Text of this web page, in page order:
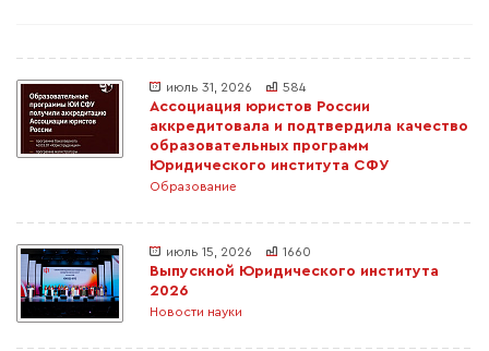
июль 31, 2026 584
Ассоциация юристов России
аккредитовала и подтвердила качество
образовательных программ
Юридического института СФУ
Образование
июль 15, 2026 1660
Выпускной Юридического института
2026
Новости науки